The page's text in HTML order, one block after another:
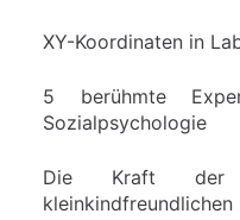
XY-Koordinaten in
5 berühmte
Sozialpsychologie
Die Kraft
kleinkindfreundlichen